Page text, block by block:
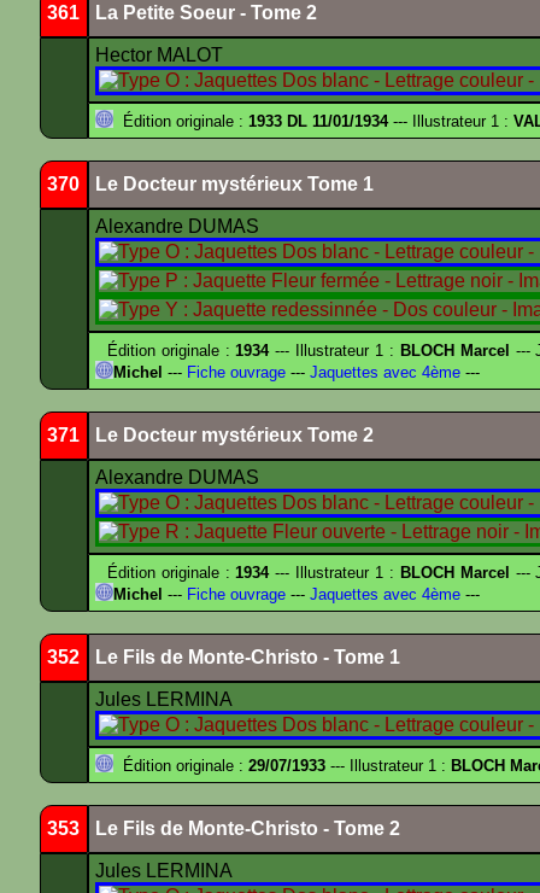
361 La Petite Soeur - Tome 2
Hector MALOT
Édition originale : 1933 DL 11/01/1934--- Illustrateur 1 :
370 Le Docteur mystérieux Tome 1
Alexandre DUMAS
Édition originale :1934--- Illustrateur 1 : BLOCH Marcel ---
Michel --- Fiche ouvrage --- Jaquettes avec 4ème ---
371 Le Docteur mystérieux Tome 2
Alexandre DUMAS
Édition originale :1934--- Illustrateur 1 : BLOCH Marcel ---
Michel --- Fiche ouvrage --- Jaquettes avec 4ème ---
352 Le Fils de Monte-Christo - Tome 1
Jules LERMINA
Édition originale : 29/07/1933 --- Illustrateur 1 : BLOCH
353 Le Fils de Monte-Christo - Tome 2
Jules LERMINA